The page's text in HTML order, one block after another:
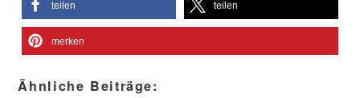
teilen teilen
merken
Ähnliche Beiträge: